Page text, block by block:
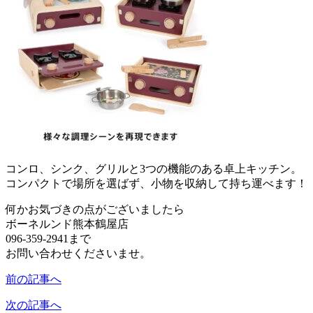
コンロ、シンク、グリルと3つの機能のある卓上キッチン。
コンパクトで場所を選ばず、小物を収納して持ち運べます！
何かお気づきの点がございましたら
ボーネルンド熊本鶴屋店
096‐359‐2941まで
お問い合わせくださいませ。
前の記事へ
次の記事へ